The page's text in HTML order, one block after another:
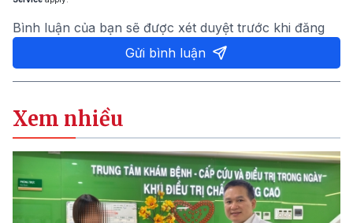
Bình luận của bạn sẽ được xét duyệt trước khi đăng
Gửi bình luận
Xem nhiều